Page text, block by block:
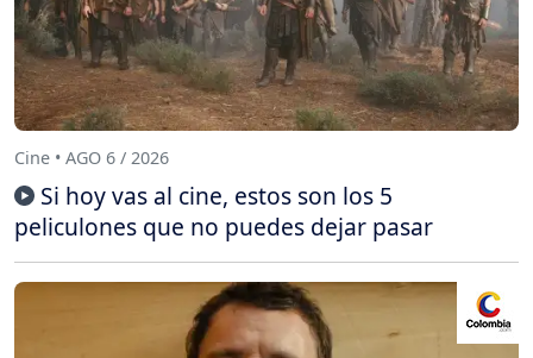
Cine • AGO 6 / 2026
Si hoy vas al cine, estos son los 5
peliculones que no puedes dejar pasar